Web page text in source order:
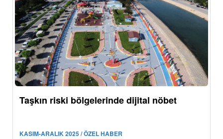
Taşkın riski bölgelerinde dijital nöbet
KASIM-ARALIK 2025 / ÖZEL HABER